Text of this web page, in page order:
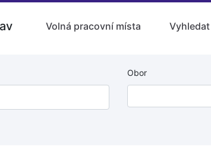
Volná pracovní místa
Obor